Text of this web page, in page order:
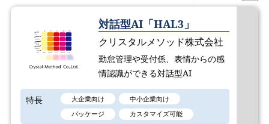
対話型AI「HAL3」
クリスタルメソッド株式会社
勤怠管理や受付係、表情からの感
情認識ができる対話型AI
特長 大企業向け
中小企業向け
パッケージ
カスタマイズ可能